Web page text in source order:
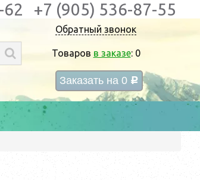
Обратный звонок
Товаров в заказе: 0
Заказать на 0 c
62 +7 (905) 536-87-55